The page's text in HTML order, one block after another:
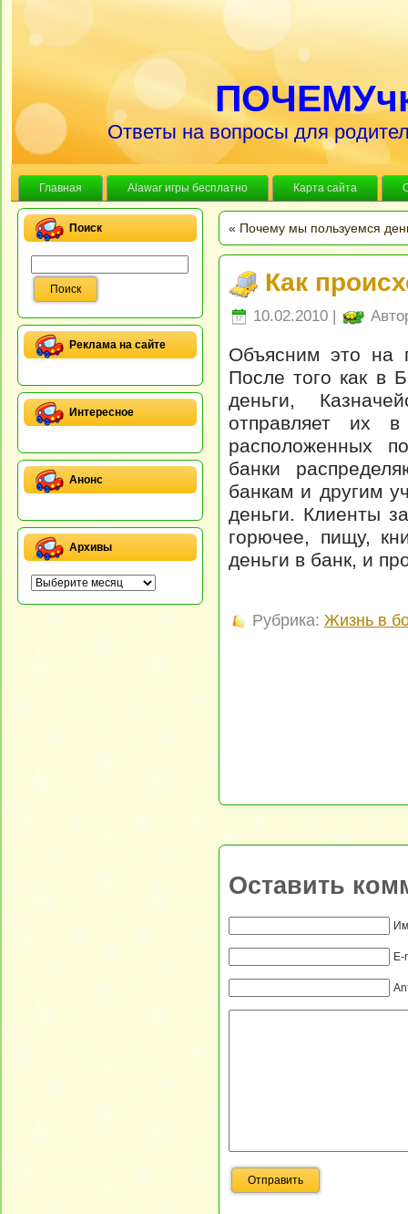
Ответы на вопросы для
Главная Alawar игры бесплатно Карта сайта
Поиск
Реклама на сайте
Интересное
Анонс
Архивы
« Почему мы пользуемся
Как
10.02.2010 |
Объясним это на
После того как в
деньги,
отправляет их
расположенных
банки
банкам и другим
деньги. Клиенты
горючее, пищу,
деньги в банк, и
Рубрика: Жизнь в
Оставить
E-